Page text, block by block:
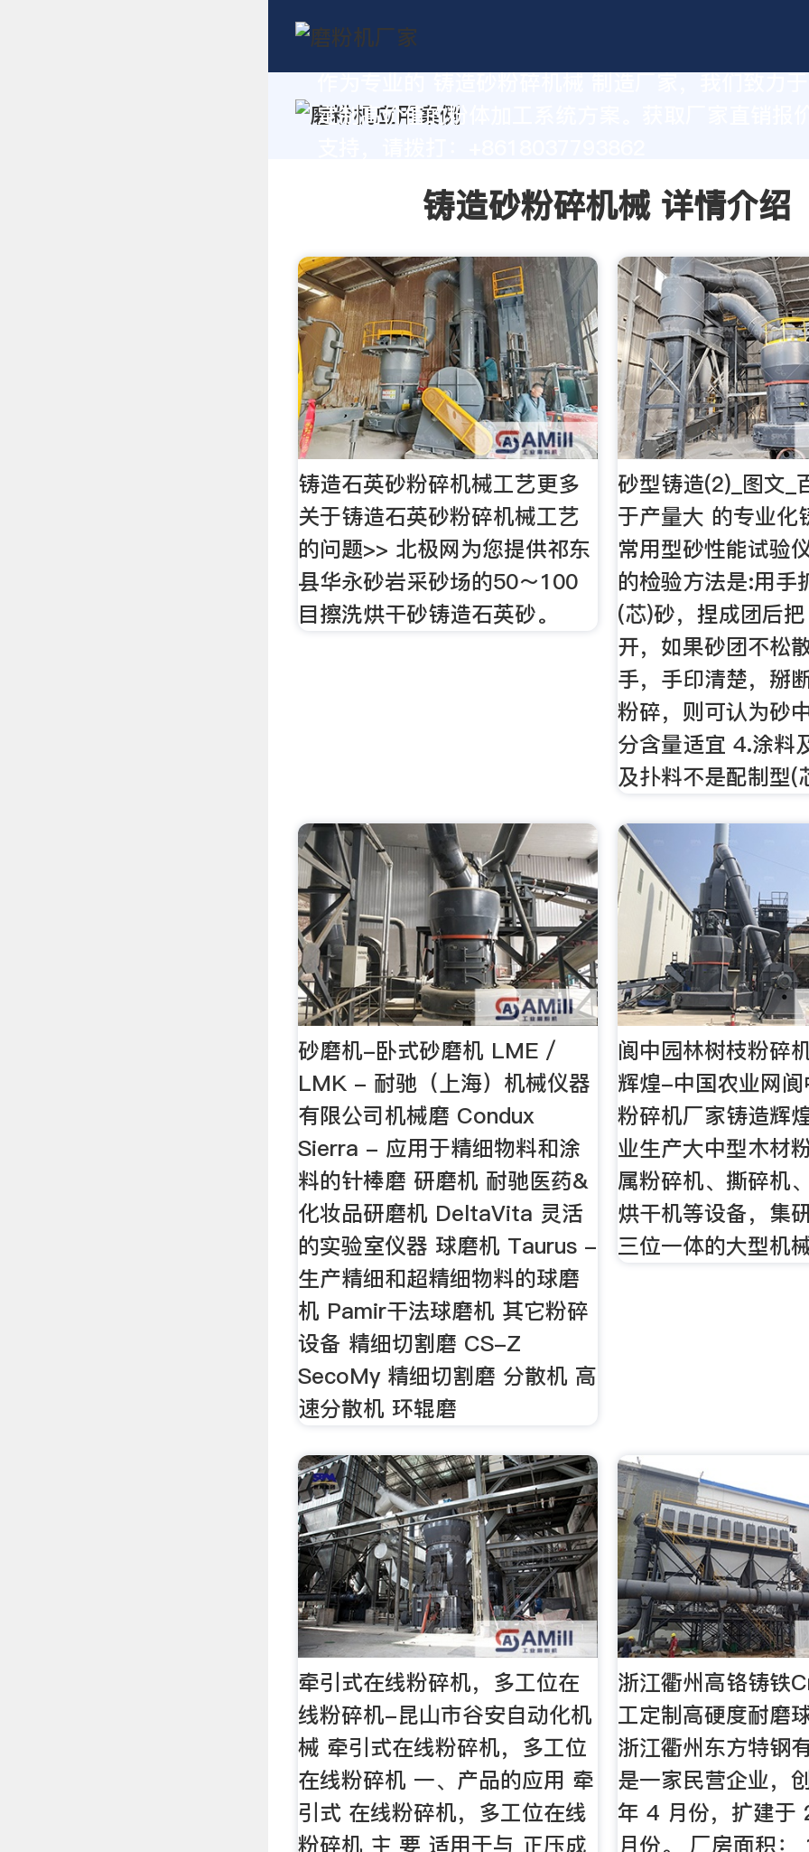
定制高价值的粉体加工系统方案。获取厂家直销报
铸造砂粉碎机械 详情介绍
铸造石英砂粉碎机械工艺更多
关于铸造石英砂粉碎机械工艺
的问题>> 北极网为您提供祁东
县华永砂岩采砂场的50～100
目擦洗烘干砂铸造石英砂。
砂型铸造(2)_图文_
于产量大 的专业化
常用型砂性能试验
的检验方法是:用手
(芯)砂，捏成团后
开，如果砂团不松
手，手印清楚，掰
粉碎，则可认为砂
分含量适宜 4.涂料
及扑料不是配制型(
砂磨机-卧式砂磨机 LME /
LMK - 耐驰（上海）机械仪器
有限公司机械磨 Condux
Sierra - 应用于精细物料和涂
料的针棒磨 研磨机 耐驰医药&
化妆品研磨机 DeltaVita 灵活
的实验室仪器 球磨机 Taurus -
生产精细和超精细物料的球磨
机 Pamir干法球磨机 其它粉碎
设备 精细切割磨 CS-Z
SecoMy 精细切割磨 分散机 高
速分散机 环辊磨
阆中园林树枝粉碎
辉煌-中国农业网
粉碎机厂家铸造辉
业生产大中型木材
属粉碎机、撕碎机
烘干机等设备，集
三位一体的大型机
牵引式在线粉碎机，多工位在
线粉碎机-昆山市谷安自动化机
械 牵引式在线粉碎机，多工位
在线粉碎机 一、产品的应用 牵
引式 在线粉碎机，多工位在线
粉碎机 主 要 适用于与 正压成
浙江衢州高铬铸铁
工定制高硬度耐磨
浙江衢州东方特钢
是一家民营企业，
年 4 月份，扩建于
月份。 厂房面积